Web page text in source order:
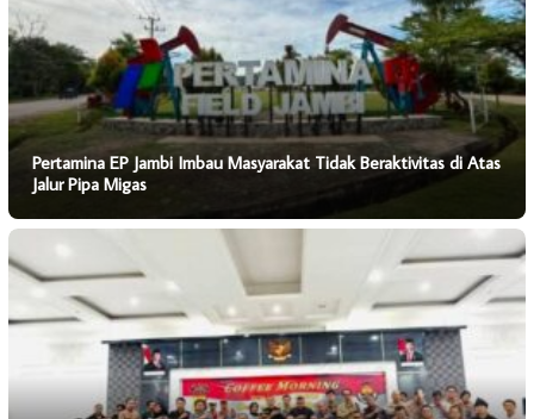
Pertamina EP Jambi Imbau Masyarakat Tidak Beraktivitas di Atas
Jalur Pipa Migas